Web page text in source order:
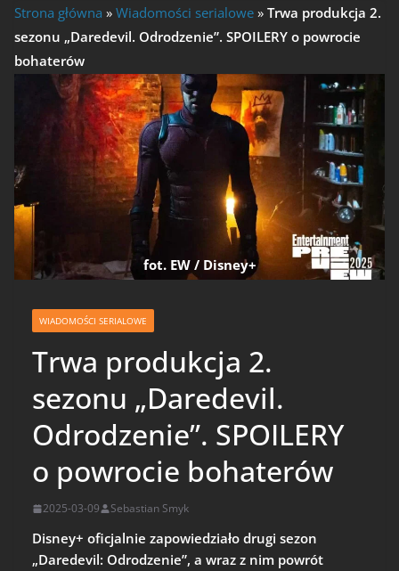
Strona główna » Wiadomości serialowe » Trwa produkcja 2.
sezonu „Daredevil. Odrodzenie”. SPOILERY o powrocie
bohaterów
fot. EW / Disney+
WIADOMOŚCI SERIALOWE
Trwa produkcja 2.
sezonu „Daredevil.
Odrodzenie”. SPOILERY
o powrocie bohaterów
2025-03-09 Sebastian Smyk
Disney+ oficjalnie zapowiedziało drugi sezon
„Daredevil: Odrodzenie”, a wraz z nim powrót